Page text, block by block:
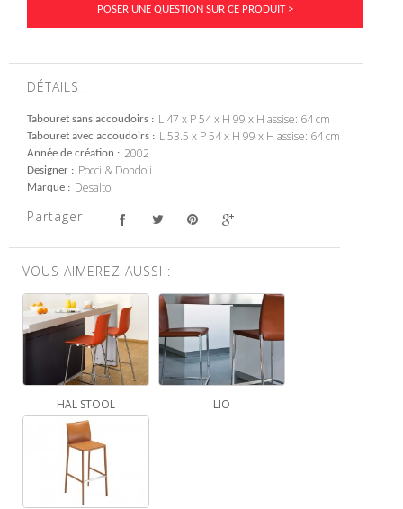
POSER UNE QUESTION SUR CE PRODUIT >
DÉTAILS :
Tabouret sans accoudoirs L 47 x P 54 x H 99 x H assise: 64 cm
Tabouret avec accoudoirs L 53.5 x P 54 x H 99 x H assise: 64 cm
Année de création 2002
Designer Pocci & Dondoli
Marque Desalto
Partager
VOUS AIMEREZ AUSSI :
HAL STOOL LIO